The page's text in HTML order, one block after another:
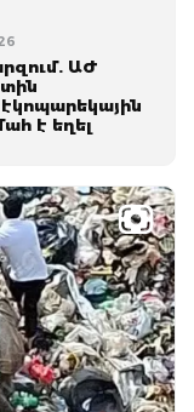
ԱԺ
է եղել